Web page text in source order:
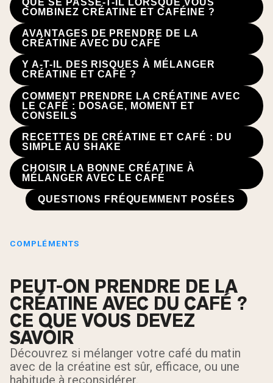
QUE SE PASSE-T-IL LORSQUE VOUS
COMBINEZ CRÉATINE ET CAFÉINE ?
AVANTAGES DE PRENDRE DE LA
CRÉATINE AVEC DU CAFÉ
Y A-T-IL DES RISQUES À MÉLANGER
CRÉATINE ET CAFÉ ?
COMMENT PRENDRE LA CRÉATINE AVEC
LE CAFÉ : DOSAGE, MOMENT ET
CONSEILS
RECETTES DE CRÉATINE ET CAFÉ : DU
SIMPLE AU SHAKE
CHOISIR LA BONNE CRÉATINE À
MÉLANGER AVEC LE CAFÉ
QUESTIONS FRÉQUEMMENT POSÉES
COMPLÉMENTS
PEUT-ON PRENDRE DE LA
CRÉATINE AVEC DU CAFÉ ?
CE QUE VOUS DEVEZ
SAVOIR
Découvrez si mélanger votre café du matin
avec de la créatine est sûr, efficace, ou une
habitude à reconsidérer.